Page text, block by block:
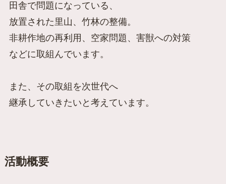
田舎で問題になっている、
放置された里山、竹林の整備。
非耕作地の再利用、空家問題、害獣への対策
などに取組んでいます。
また、その取組を次世代へ
継承していきたいと考えています。
活動概要